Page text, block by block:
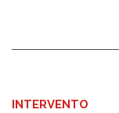
INTERVENTO